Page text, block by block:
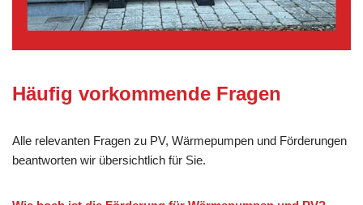
Häufig vorkommende Fragen
Alle relevanten Fragen zu PV, Wärmepumpen und Förderungen
beantworten wir übersichtlich für Sie.